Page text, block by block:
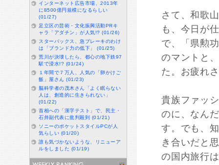
さて、和歌
も、今日が
で、「県勲
のマントと
た。お疲れ
貴族ファッ
のに、なん
す。でも、
き合いだと
の国内旅行
インターネット広告市場、2013年
に8500億円規模になるらしい
(01/27)
足立区の芸術・文化振興活動PRキ
ャラ「アダチン」が人気!? (01/26)
スターバックス、急ブレーキのわけ
は「ブランド力の低下」 (01/25)
荒川が決壊したら、都心の地下鉄97
駅で浸水!? (01/24)
１年間で７万人、人気の「卵かけご
飯」屋さん (01/23)
脳科学者の茂木さん「よく眠らない
人は、創造的に生きられない」
(01/22)
首相への「漢字テスト」で、民主・
石井副代表に批判殺到 (01/21)
ソニーのポケットスタイルPCが人
気らしい (01/20)
誰も気づかないような、リニューア
ルをしました (01/19)